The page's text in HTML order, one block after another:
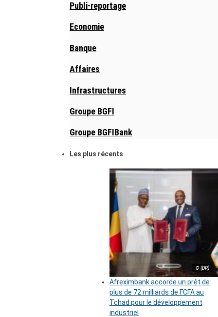
Publi-reportage
Economie
Banque
Affaires
Infrastructures
Groupe BGFI
Groupe BGFIBank
Les plus récents
© (DR)
Afreximbank accorde un prêt de
plus de 72 milliards de FCFA au
Tchad pour le développement
industriel